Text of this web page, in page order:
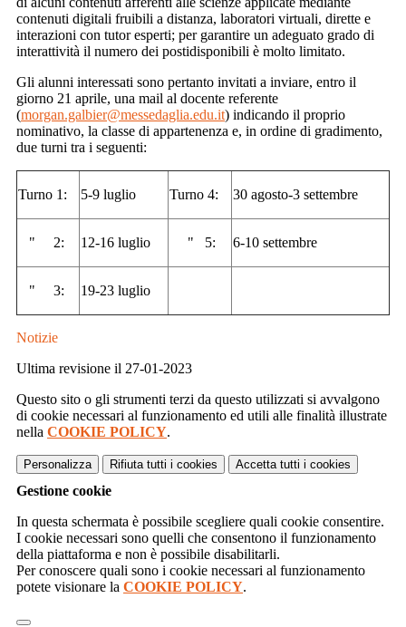
contenuti digitali fruibili a distanza, laboratori virtuali, dirette e
interazioni con tutor esperti; per garantire un adeguato grado di
interattività il numero dei postidisponibili è molto limitato.
Gli alunni interessati sono pertanto invitati a inviare, entro il
giorno 21 aprile, una mail al docente referente
(morgan.galbier@messedaglia.edu.it) indicando il proprio
nominativo, la classe di appartenenza e, in ordine di gradimento,
due turni tra i seguenti:
Turno 1: 5-9 luglio Turno 4: 30 agosto-3 settembre
" 2: 12-16 luglio " 5: 6-10 settembre
" 3: 19-23 luglio
Notizie
Ultima revisione il 27-01-2023
Questo sito o gli strumenti terzi da questo utilizzati si avvalgono
di cookie necessari al funzionamento ed utili alle finalità illustrate
nella COOKIE POLICY.
Personalizza Rifiuta tutti i cookies Accetta tutti i cookies
Gestione cookie
In questa schermata è possibile scegliere quali cookie consentire.
I cookie necessari sono quelli che consentono il funzionamento
della piattaforma e non è possibile disabilitarli.
Per conoscere quali sono i cookie necessari al funzionamento
potete visionare la COOKIE POLICY.